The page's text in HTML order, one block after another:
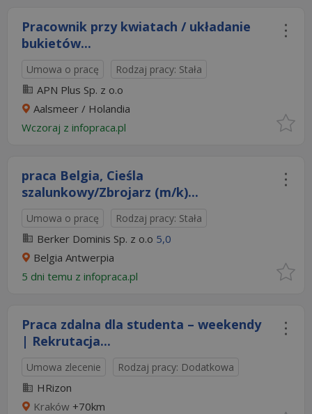
Pracownik przy kwiatach / układanie
bukietów...
Umowa o pracę Rodzaj pracy: Stała
APN Plus Sp. z o.o
Aalsmeer / Holandia
Wczoraj z infopraca.pl
praca Belgia, Cieśla
szalunkowy/Zbrojarz (m/k)...
Umowa o pracę Rodzaj pracy: Stała
Berker Dominis Sp. z o.o 5,0
Belgia Antwerpia
5 dni temu z infopraca.pl
Praca zdalna dla studenta – weekendy
| Rekrutacja...
Umowa zlecenie Rodzaj pracy: Dodatkowa
HRizon
Kraków +70km